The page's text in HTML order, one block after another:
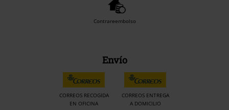
Contrareembolso
Envío
CORREOS RECOGIDA
EN OFICINA
CORREOS ENTREGA
A DOMICILIO